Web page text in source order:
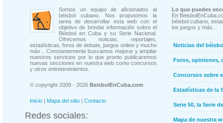
Somos un equipo de aficionados al
béisbol cubano. Nos propusimos la
tarea de desarrollar esta web con el
objetivo de brindar información sobre el
Béisbol en Cuba y su Serie Nacional.
Ofrecemos noticias, reportajes,
estadísticas, foros de debate, juegos online y mucho
más... Constantemente buscamos mejorar y ampliar
nuestros servicios por lo que pronto publicaremos
nuevas secciones en nuestra web como concursos
y otros entretenimientos.
© copyright 2009 - 2026 BeisbolEnCuba.com
Inicio | Mapa del sitio | Contacto
Redes sociales:
Lo que puedes
En
béisbol cubano,
los juegos y más...
Noticias del
Foros, opiniones,
Concursos sobre
Estadísticas de la
Serie 50, la Serie
Mapa de nuestra